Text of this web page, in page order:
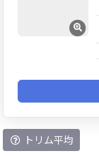
トリム平均